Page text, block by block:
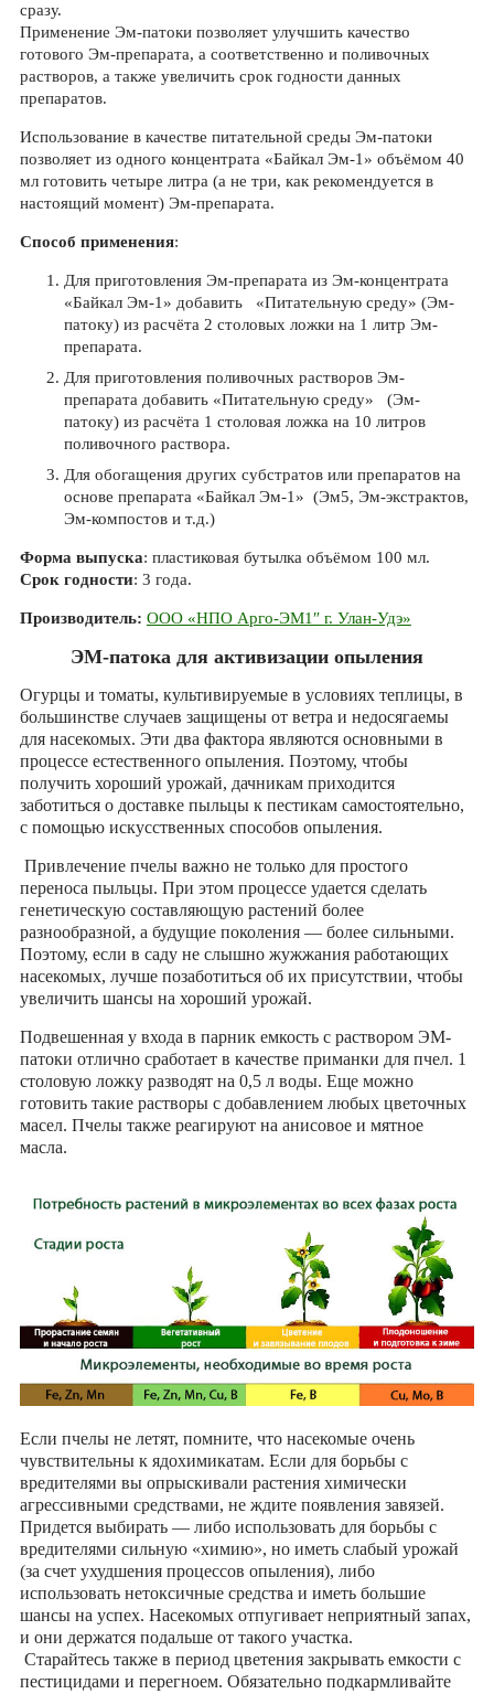
сразу.
Применение Эм-патоки позволяет улучшить качество
готового Эм-препарата, а соответственно и поливочных
растворов, а также увеличить срок годности данных
препаратов.
Использование в качестве питательной среды Эм-патоки
позволяет из одного концентрата «Байкал Эм-1» объёмом 40
мл готовить четыре литра (а не три, как рекомендуется в
настоящий момент) Эм-препарата.
Способ применения:
Для приготовления Эм-препарата из Эм-концентрата
«Байкал Эм-1» добавить «Питательную среду» (Эм-
патоку) из расчёта 2 столовых ложки на 1 литр Эм-
препарата.
Для приготовления поливочных растворов Эм-
препарата добавить «Питательную среду» (Эм-
патоку) из расчёта 1 столовая ложка на 10 литров
поливочного раствора.
Для обогащения других субстратов или препаратов на
основе препарата «Байкал Эм-1» (Эм5, Эм-экстрактов,
Эм-компостов и т.д.)
Форма выпуска: пластиковая бутылка объёмом 100 мл.
Срок годности: 3 года.
Производитель: ООО «НПО Арго-ЭМ1″ г. Улан-Удэ»
ЭМ-патока для активизации опыления
Огурцы и томаты, культивируемые в условиях теплицы, в
большинстве случаев защищены от ветра и недосягаемы
для насекомых. Эти два фактора являются основными в
процессе естественного опыления. Поэтому, чтобы
получить хороший урожай, дачникам приходится
заботиться о доставке пыльцы к пестикам самостоятельно,
с помощью искусственных способов опыления.
Привлечение пчелы важно не только для простого
переноса пыльцы. При этом процессе удается сделать
генетическую составляющую растений более
разнообразной, а будущие поколения — более сильными.
Поэтому, если в саду не слышно жужжания работающих
насекомых, лучше позаботиться об их присутствии, чтобы
увеличить шансы на хороший урожай.
Подвешенная у входа в парник емкость с раствором ЭМ-
патоки отлично сработает в качестве приманки для пчел. 1
столовую ложку разводят на 0,5 л воды. Еще можно
готовить такие растворы с добавлением любых цветочных
масел. Пчелы также реагируют на анисовое и мятное
масла.
Если пчелы не летят, помните, что насекомые очень
чувствительны к ядохимикатам. Если для борьбы с
вредителями вы опрыскивали растения химически
агрессивными средствами, не ждите появления завязей.
Придется выбирать — либо использовать для борьбы с
вредителями сильную «химию», но иметь слабый урожай
(за счет ухудшения процессов опыления), либо
использовать нетоксичные средства и иметь большие
шансы на успех. Насекомых отпугивает неприятный запах,
и они держатся подальше от такого участка.
Старайтесь также в период цветения закрывать емкости с
пестицидами и перегноем. Обязательно подкармливайте